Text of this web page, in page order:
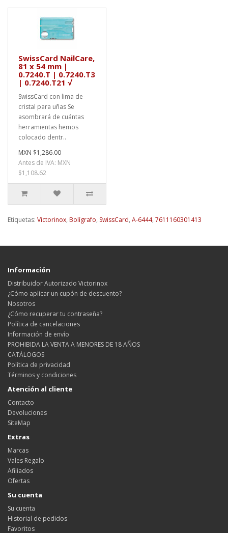
SwissCard NailCare,
81 x 54 mm |
0.7240.T | 0.7240.T3
| 0.7240.T21 √
SwissCard con lima de
cristal para uñas Se
asombrará de cuántas
herramientas hemos
colocado dentr..
MXN $1,286.00
Antes de IVA: MXN
$1,108.62
Etiquetas: Victorinox, Bolígrafo, SwissCard, A-6444, 7611160301413
Información
Distribuidor Autorizado Victorinox
¿Cómo aplicar un cupón de descuento?
Nosotros
¿Cómo recuperar tu contraseña?
Política de cancelaciones
Información de envío
PROHIBIDA LA VENTA A MENORES DE 18 AÑOS
CATÁLOGOS
Política de privacidad
Términos y condiciones
Atención al cliente
Contacto
Devoluciones
SiteMap
Extras
Marcas
Vales Regalo
Afiliados
Ofertas
Su cuenta
Su cuenta
Historial de pedidos
Favoritos